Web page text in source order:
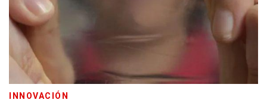
INNOVACIÓN